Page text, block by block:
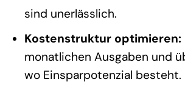
sind unerlässlich.
Kostenstruktur optimieren:
monatlichen Ausgaben und
wo Einsparpotenzial besteht.